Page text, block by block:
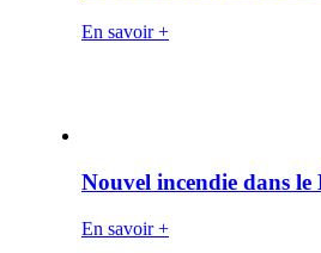
En savoir +
Nouvel incendie dans
En savoir +